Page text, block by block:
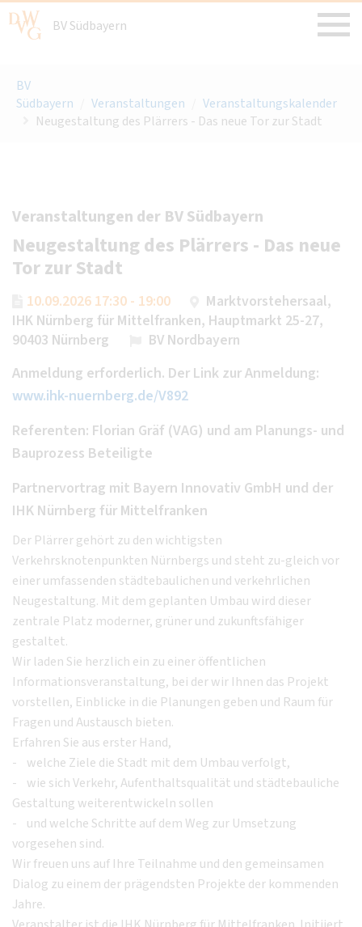
BV Südbayern
BV
Südbayern
Veranstaltungen
Veranstaltungskalender
Neugestaltung des Plärrers - Das neue Tor zur Stadt
Veranstaltungen der BV Südbayern
Neugestaltung des Plärrers - Das neue
Tor zur Stadt
10.09.2026 17:30 - 19:00
Marktvorstehersaal,
IHK Nürnberg für Mittelfranken, Hauptmarkt 25-27,
90403 Nürnberg
BV Nordbayern
Anmeldung erforderlich. Der Link zur Anmeldung:
www.ihk-nuernberg.de/V892
Referenten: Florian Gräf (VAG) und am Planungs- und
Bauprozess Beteiligte
Partnervortrag mit Bayern Innovativ GmbH und der
IHK Nürnberg für Mittelfranken
Der Plärrer gehört zu den wichtigsten
Verkehrsknotenpunkten Nürnbergs und steht zu-gleich vor
einer umfassenden städtebaulichen und verkehrlichen
Neugestaltung. Mit dem geplanten Umbau wird dieser
zentrale Platz moderner, grüner und zukunftsfähiger
gestaltet.
Wir laden Sie herzlich ein zu einer öffentlichen
Informationsveranstaltung, bei der wir Ihnen das Projekt
vorstellen, Einblicke in die Planungen geben und Raum für
Fragen und Austausch bieten.
Erfahren Sie aus erster Hand,
- welche Ziele die Stadt mit dem Umbau verfolgt,
- wie sich Verkehr, Aufenthaltsqualität und städtebauliche
Gestaltung weiterentwickeln sollen
- und welche Schritte auf dem Weg zur Umsetzung
vorgesehen sind.
Wir freuen uns auf Ihre Teilnahme und den gemeinsamen
Dialog zu einem der prägendsten Projekte der kommenden
Jahre.